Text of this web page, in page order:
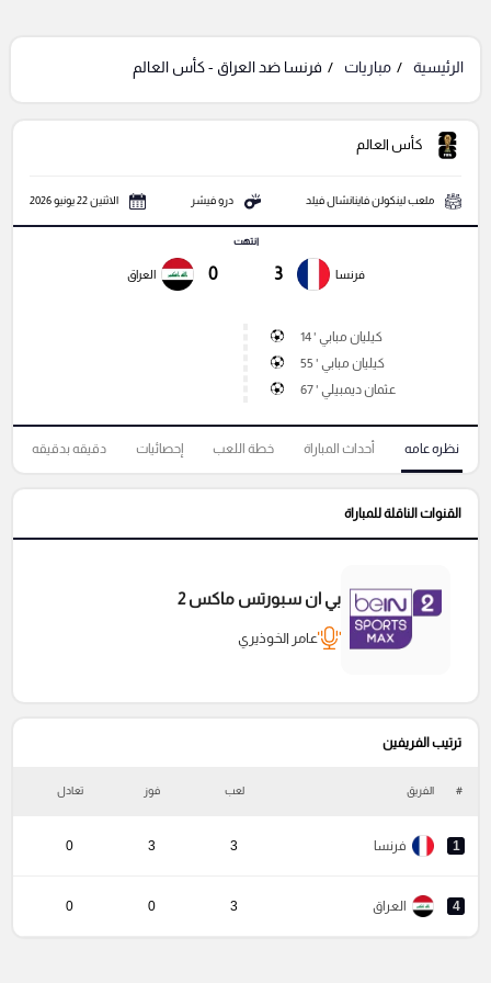
الرئيسية مباريات فرنسا ضد العراق - كأس العالم
كأس العالم
ملعب لينكولن فاينانشال فيلد درو فيشر الاثنين 22 يونيو 2026
فرنسا 3
انتهت
0 العراق
كيليان مبابي ' 14
كيليان مبابي ' 55
عثمان ديمبيلي ' 67
نظره عامه أحداث المباراة خطة اللعب إحصائيات دقيقه بدقيقه
القنوات الناقلة للمباراة
بي ان سبورتس ماكس 2
عامر الخوذيري
ترتيب الفريفين
# الفريق لعب فوز تعادل
1 فرنسا 3
3
0
4 العراق 3
0
0